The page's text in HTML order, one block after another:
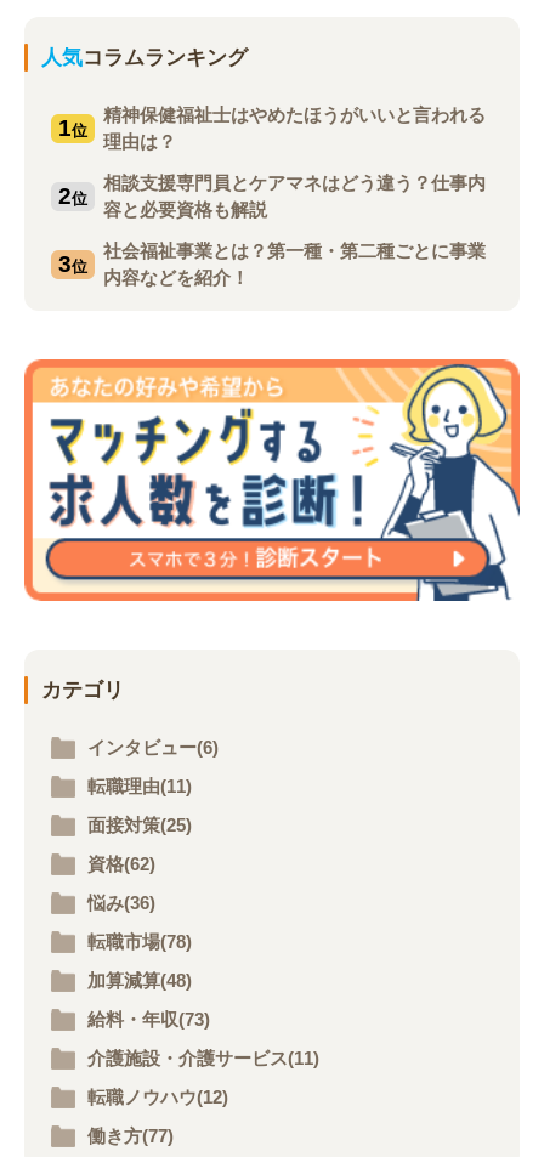
人気コラムランキング
1位
精神保健福祉士はやめたほうがいいと言われる
理由は？
2位
相談支援専門員とケアマネはどう違う？仕事内
容と必要資格も解説
3位
社会福祉事業とは？第一種・第二種ごとに事業
内容などを紹介！
カテゴリ
インタビュー(6)
転職理由(11)
面接対策(25)
資格(62)
悩み(36)
転職市場(78)
加算減算(48)
給料・年収(73)
介護施設・介護サービス(11)
転職ノウハウ(12)
働き方(77)